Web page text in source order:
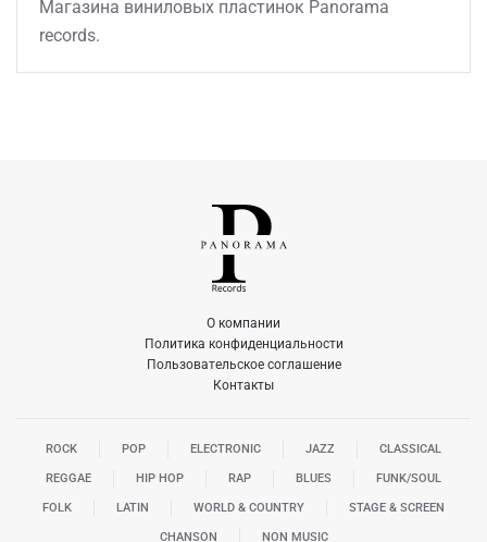
Магазина виниловых пластинок Panorama
records.
О компании
Политика конфиденциальности
Пользовательское соглашение
Контакты
ROCK POP ELECTRONIC JAZZ CLASSICAL
REGGAE HIP HOP RAP BLUES FUNK/SOUL
FOLK LATIN WORLD & COUNTRY STAGE & SCREEN
CHANSON NON MUSIC